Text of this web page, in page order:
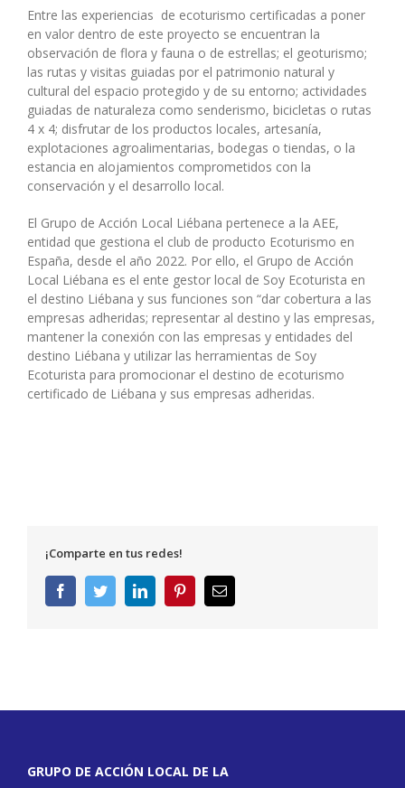
Entre las experiencias de ecoturismo certificadas a poner
en valor dentro de este proyecto se encuentran la
observación de flora y fauna o de estrellas; el geoturismo;
las rutas y visitas guiadas por el patrimonio natural y
cultural del espacio protegido y de su entorno; actividades
guiadas de naturaleza como senderismo, bicicletas o rutas
4 x 4; disfrutar de los productos locales, artesanía,
explotaciones agroalimentarias, bodegas o tiendas, o la
estancia en alojamientos comprometidos con la
conservación y el desarrollo local.
El Grupo de Acción Local Liébana pertenece a la AEE,
entidad que gestiona el club de producto Ecoturismo en
España, desde el año 2022. Por ello, el Grupo de Acción
Local Liébana es el ente gestor local de Soy Ecoturista en
el destino Liébana y sus funciones son “dar cobertura a las
empresas adheridas; representar al destino y las empresas,
mantener la conexión con las empresas y entidades del
destino Liébana y utilizar las herramientas de Soy
Ecoturista para promocionar el destino de ecoturismo
certificado de Liébana y sus empresas adheridas.
¡Comparte en tus redes!
FacebookTwitterLinkedInPinterestCorreo
electrónico
GRUPO DE ACCIÓN LOCAL DE LA